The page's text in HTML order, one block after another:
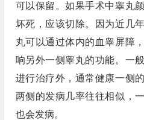
可以保留。如果手术中睾丸
坏死，应该切除。因为近几
丸可以通过体内的血睾屏障
响另外一侧睾丸的功能。一
进行治疗外，通常健康一侧
两侧的发病几率往往相似，
也会发病。